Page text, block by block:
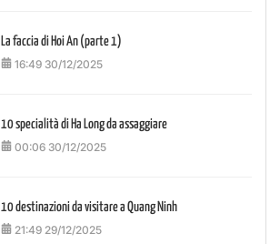
La faccia di Hoi An (parte 1)
16:49 30/12/2025
10 specialità di Ha Long da assaggiare
00:06 30/12/2025
10 destinazioni da visitare a Quang Ninh
21:49 29/12/2025